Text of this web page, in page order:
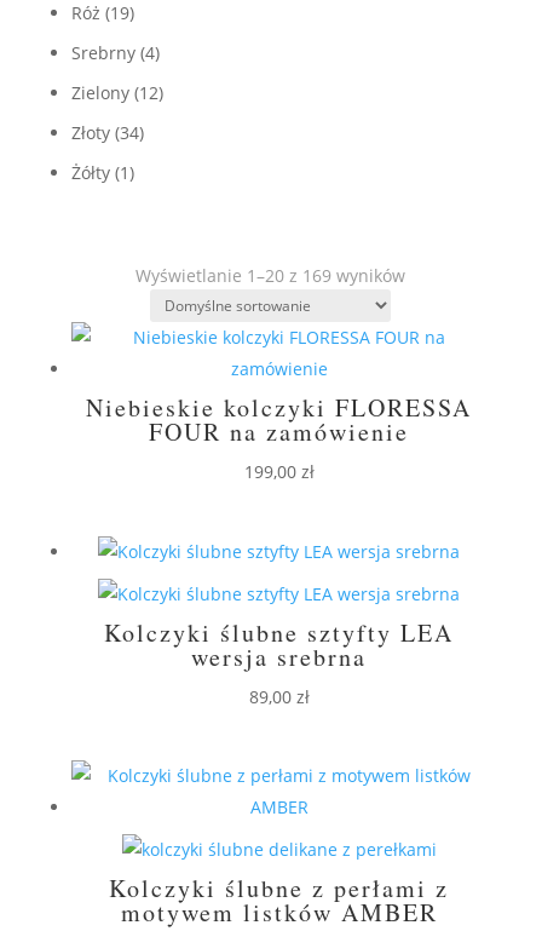
Róż (19)
Srebrny (4)
Zielony (12)
Złoty (34)
Żółty (1)
Wyświetlanie 1–20 z 169 wyników
Niebieskie kolczyki FLORESSA
FOUR na zamówienie
199,00 zł
Kolczyki ślubne sztyfty LEA
wersja srebrna
89,00 zł
Kolczyki ślubne z perłami z
motywem listków AMBER